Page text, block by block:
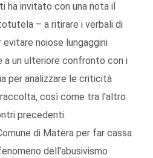
ha invitato con una nota il
– a ritirare i verbali di
noiose lungaggini
a un ulteriore confronto con i
per analizzare le criticità
così come tra l'altro
precedenti.
di Matera per far cassa
dell'abusivismo